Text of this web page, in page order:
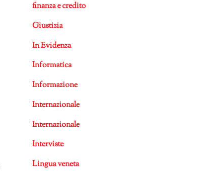
finanza e credito
Giustizia
In Evidenza
Informatica
Informazione
Internazionale
Internazionale
Interviste
Lingua veneta